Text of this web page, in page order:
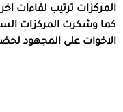
المركزات ترتيب لقاءات
كما وشكرت المركزات
الاخوات على المجهود